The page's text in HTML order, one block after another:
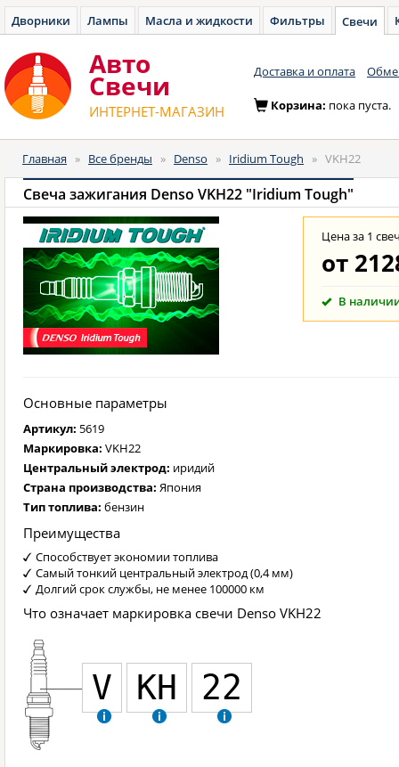
Дворники Лампы Масла и жидкости Фильтры Свечи
Авто
Cвечи
ИНТЕРНЕТ-МАГАЗИН
Доставка и оплата
Корзина: пока пуста.
Главная » Все бренды » Denso » Iridium Tough » VKH22
Свеча зажигания Denso VKH22 "Iridium Tough"
Цена за 1
от
В
Основные параметры
Артикул: 5619
Маркировка: VKH22
Центральный электрод: иридий
Страна производства: Япония
Тип топлива: бензин
Преимущества
Способствует экономии топлива
Самый тонкий центральный электрод (0,4 мм)
Долгий срок службы, не менее 100000 км
Что означает маркировка свечи Denso VKH22
V KH 22